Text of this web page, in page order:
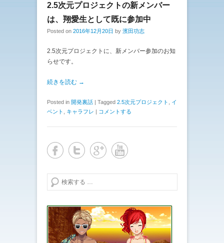
2.5次元プロジェクトの新メンバー
は、翔愛生として既に参加中
Posted on 2016年12月20日 by 濱田功志
2.5次元プロジェクトに、新メンバー参加のお知
らせです。
続きを読む →
Posted in 開発裏話 | Tagged 2.5次元プロジェクト
イ
ベント
キャラフレ | コメントする
検索する